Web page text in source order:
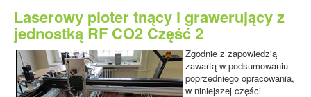
Laserowy ploter tnący i grawerujący z
jednostką RF CO2 Część 2
Zgodnie z zapowiedzią
zawartą w podsumowaniu
poprzedniego opracowania,
w niniejszej części